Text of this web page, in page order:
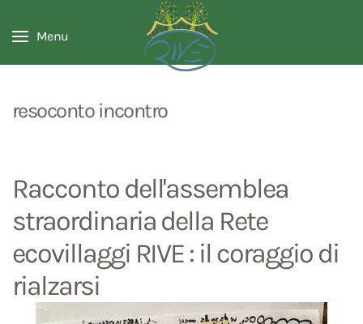
Menu
resoconto incontro
Racconto dell'assemblea
straordinaria della Rete
ecovillaggi RIVE : il coraggio di
rialzarsi